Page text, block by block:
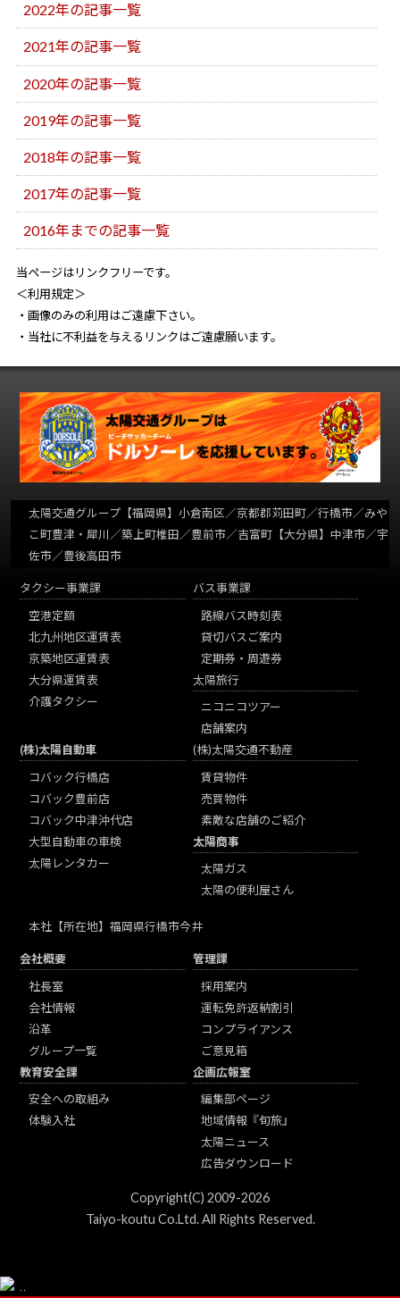
2022年の記事一覧
2021年の記事一覧
2020年の記事一覧
2019年の記事一覧
2018年の記事一覧
2017年の記事一覧
2016年までの記事一覧
当ページはリンクフリーです。
＜利用規定＞
・画像のみの利用はご遠慮下さい。
・当社に不利益を与えるリンクはご遠慮願います。
太陽交通グループ 【福岡県】小倉南区／京都郡苅田町／行橋市／みや
こ町豊津・犀川／築上町椎田／豊前市／吉富町【大分県】中津市／宇
佐市／豊後高田市
タクシー事業課
空港定額
北九州地区運賃表
京築地区運賃表
大分県運賃表
介護タクシー
バス事業課
路線バス時刻表
貸切バスご案内
定期券・周遊券
太陽旅行
ニコニコツアー
店舗案内
(株)太陽自動車
コバック行橋店
コバック豊前店
コバック中津沖代店
大型自動車の車検
太陽レンタカー
(株)太陽交通不動産
賃貸物件
売買物件
素敵な店舗のご紹介
太陽商事
太陽ガス
太陽の便利屋さん
本社 【所在地】福岡県行橋市今井
会社概要
社長室
会社情報
沿革
グループ一覧
管理課
採用案内
運転免許返納割引
コンプライアンス
ご意見箱
教育安全課
安全への取組み
体験入社
企画広報室
編集部ページ
地域情報『旬旅』
太陽ニュース
広告ダウンロード
Copyright(C) 2009-2026
Taiyo-koutu Co.Ltd. All Rights Reserved.